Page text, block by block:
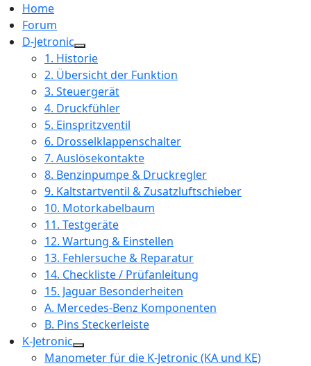
Home
Forum
D-Jetronic
1. Historie
2. Übersicht der Funktion
3. Steuergerät
4. Druckfühler
5. Einspritzventil
6. Drosselklappenschalter
7. Auslösekontakte
8. Benzinpumpe & Druckregler
9. Kaltstartventil & Zusatzluftschieber
10. Motorkabelbaum
11. Testgeräte
12. Wartung & Einstellen
13. Fehlersuche & Reparatur
14. Checkliste / Prüfanleitung
15. Jaguar Besonderheiten
A. Mercedes-Benz Komponenten
B. Pins Steckerleiste
K-Jetronic
Manometer für die K-Jetronic (KA und KE)